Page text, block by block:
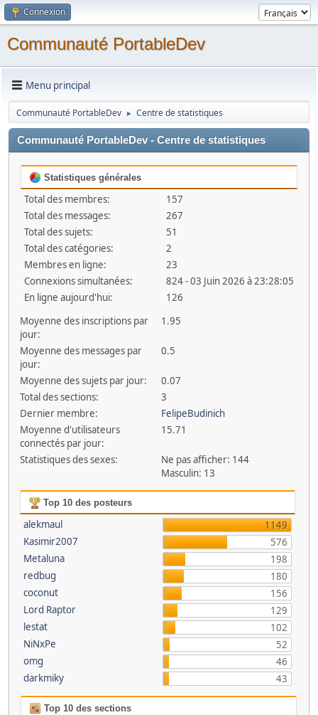
Connexion
Communauté PortableDev
Menu principal
Communauté PortableDev ► Centre de statistiques
Communauté PortableDev - Centre de statistiques
Statistiques générales
Total des membres:
157
Total des messages:
267
Total des sujets:
51
Total des catégories:
2
Membres en ligne:
23
Connexions simultanées:
824 - 03 Juin 2026 à 23:28:05
En ligne aujourd'hui:
126
Moyenne des inscriptions par
jour:
1.95
Moyenne des messages par
jour:
0.5
Moyenne des sujets par jour:
0.07
Total des sections:
3
Dernier membre:
FelipeBudinich
Moyenne d'utilisateurs
connectés par jour:
15.71
Statistiques des sexes:
Ne pas afficher: 144
Masculin: 13
Top 10 des posteurs
alekmaul
1149
Kasimir2007
576
Metaluna
198
redbug
180
coconut
156
Lord Raptor
129
lestat
102
NiNxPe
52
omg
46
darkmiky
43
Top 10 des sections